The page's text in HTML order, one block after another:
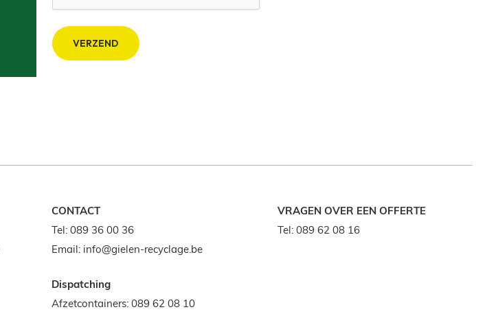
CONTACT
Tel:089 36 00 36
Email: info@gielen-recyclage.be
Dispatching
Afzetcontainers:089 62 08 10
VRAGEN OVER EEN OFFERTE
Tel: 089 62 08 16